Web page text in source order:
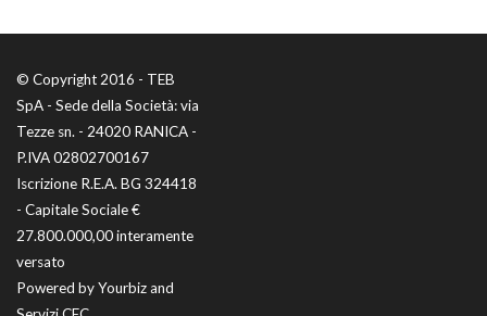
© Copyright 2016 - TEB
SpA - Sede della Società: via
Tezze sn. - 24020 RANICA -
P.IVA 02802700167
Iscrizione R.E.A. BG 324418
- Capitale Sociale €
27.800.000,00 interamente
versato
Powered byYourbizand